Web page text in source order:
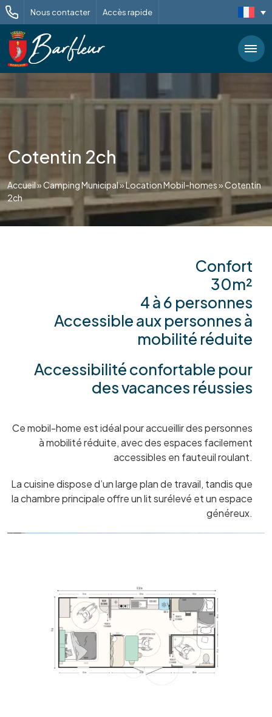
Nous contacter Accès rapide
Cotentin 2ch
Accueil»Camping Municipal»Location Mobil-homes» Cotentin
2ch
Confort
30m²
4 à 6 personnes
Accessible aux personnes à
mobilité réduite
Accessibilité confortable pour
des vacances réussies
Ce mobil-home est idéal pour accueillir des personnes
à mobilité réduite, avec des espaces facilement
accessibles en fauteuil roulant.
La cuisine dispose d’un large plan de travail, tandis que
la chambre principale offre un lit surélevé et un espace
généreux.